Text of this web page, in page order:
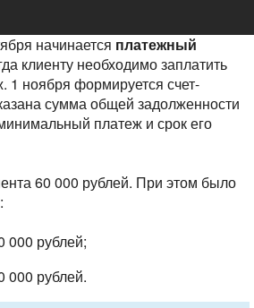
начинается платежный
клиенту необходимо заплатить
ноября формируется счет-
сумма общей задолженности
платеж и срок его
60 000 рублей. При этом было
000 рублей;
000 рублей.